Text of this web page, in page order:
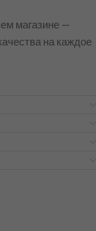
магазине —
на каждое